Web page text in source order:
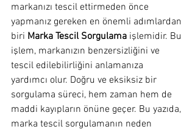
markanızı tescil ettirmeden önce
yapmanız gereken en önemli adımlardan
biri Marka Tescil Sorgulama işlemidir. Bu
işlem, markanızın benzersizliğini ve
tescil edilebilirliğini anlamanıza
yardımcı olur. Doğru ve eksiksiz bir
sorgulama süreci, hem zaman hem de
maddi kayıpların önüne geçer. Bu yazıda,
marka tescil sorgulamanın neden